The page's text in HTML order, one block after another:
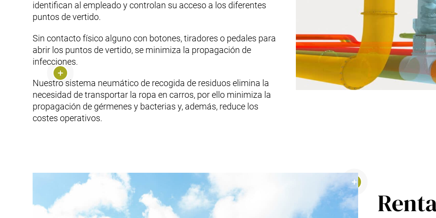
identifican al empleado y controlan su acceso a los diferentes
puntos de vertido.
Sin contacto físico alguno con botones, tiradores o pedales para
abrir los puntos de vertido, se minimiza la propagación de
infecciones.
Nuestro sistema neumático de recogida de residuos elimina la
necesidad de transportar la ropa en carros, por ello minimiza la
propagación de gérmenes y bacterias y, además, reduce los
costes operativos.